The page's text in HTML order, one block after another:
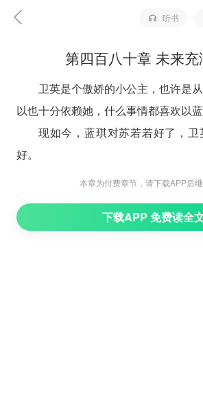
听书
第四百八十章 未来充
卫英是个傲娇的小公主，也许是
以也十分依赖她，什么事情都喜欢以蓝
现如今，蓝琪对苏若若好了，
好。
“其实我也没给你姨妈灌什么迷
多。
本章为付费章节，请下载APP后
下载APP 免费读全